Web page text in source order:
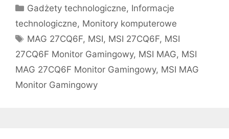
Kategorie
Gadżety technologiczne, Informacje
technologiczne, Monitory komputerowe
Tagi
MAG 27CQ6F, MSI, MSI 27CQ6F, MSI
27CQ6F Monitor Gamingowy, MSI MAG, MSI
MAG 27CQ6F Monitor Gamingowy, MSI MAG
Monitor Gamingowy